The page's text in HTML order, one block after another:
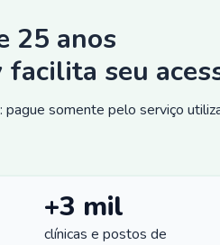
25 anos
facilita seu
pague somente pelo serviço
+3 mil
clínicas e postos de